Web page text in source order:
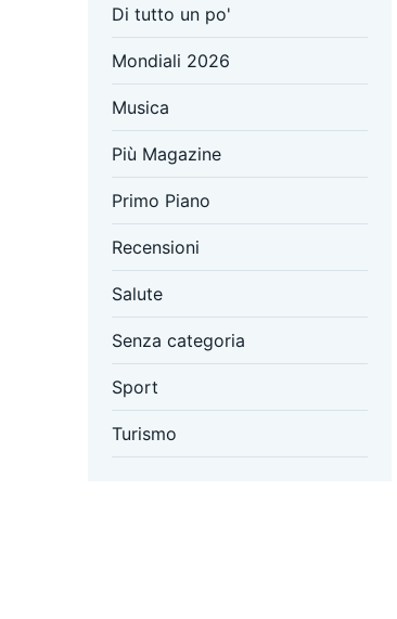
Di tutto un po'
Mondiali 2026
Musica
Più Magazine
Primo Piano
Recensioni
Salute
Senza categoria
Sport
Turismo